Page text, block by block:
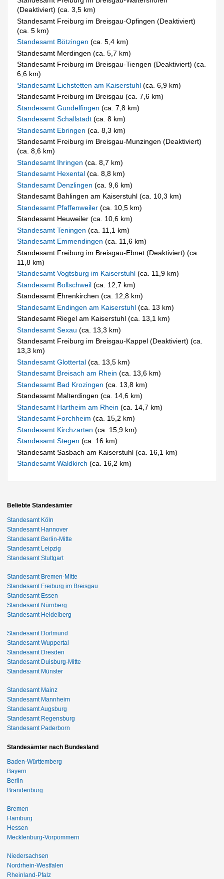
(Deaktiviert) (ca. 3,5 km)
Standesamt Freiburg im Breisgau-Opfingen (Deaktiviert)
(ca. 5 km)
Standesamt Bötzingen(ca. 5,4 km)
Standesamt Merdingen (ca. 5,7 km)
Standesamt Freiburg im Breisgau-Tiengen (Deaktiviert) (ca.
6,6 km)
Standesamt Eichstetten am Kaiserstuhl(ca. 6,9 km)
Standesamt Freiburg im Breisgau (ca. 7,6 km)
Standesamt Gundelfingen(ca. 7,8 km)
Standesamt Schallstadt(ca. 8 km)
Standesamt Ebringen(ca. 8,3 km)
Standesamt Freiburg im Breisgau-Munzingen (Deaktiviert)
(ca. 8,6 km)
Standesamt Ihringen(ca. 8,7 km)
Standesamt Hexental(ca. 8,8 km)
Standesamt Denzlingen(ca. 9,6 km)
Standesamt Bahlingen am Kaiserstuhl (ca. 10,3 km)
Standesamt Pfaffenweiler(ca. 10,5 km)
Standesamt Heuweiler (ca. 10,6 km)
Standesamt Teningen(ca. 11,1 km)
Standesamt Emmendingen(ca. 11,6 km)
Standesamt Freiburg im Breisgau-Ebnet (Deaktiviert) (ca.
11,8 km)
Standesamt Vogtsburg im Kaiserstuhl(ca. 11,9 km)
Standesamt Bollschweil(ca. 12,7 km)
Standesamt Ehrenkirchen (ca. 12,8 km)
Standesamt Endingen am Kaiserstuhl(ca. 13 km)
Standesamt Riegel am Kaiserstuhl (ca. 13,1 km)
Standesamt Sexau(ca. 13,3 km)
Standesamt Freiburg im Breisgau-Kappel (Deaktiviert) (ca.
13,3 km)
Standesamt Glottertal(ca. 13,5 km)
Standesamt Breisach am Rhein(ca. 13,6 km)
Standesamt Bad Krozingen(ca. 13,8 km)
Standesamt Malterdingen (ca. 14,6 km)
Standesamt Hartheim am Rhein(ca. 14,7 km)
Standesamt Forchheim(ca. 15,2 km)
Standesamt Kirchzarten(ca. 15,9 km)
Standesamt Stegen(ca. 16 km)
Standesamt Sasbach am Kaiserstuhl (ca. 16,1 km)
Standesamt Waldkirch(ca. 16,2 km)
Beliebte Standesämter
Standesamt Köln
Standesamt Hannover
Standesamt Berlin-Mitte
Standesamt Leipzig
Standesamt Stuttgart
Standesamt Bremen-Mitte
Standesamt Freiburg im Breisgau
Standesamt Essen
Standesamt Nürnberg
Standesamt Heidelberg
Standesamt Dortmund
Standesamt Wuppertal
Standesamt Dresden
Standesamt Duisburg-Mitte
Standesamt Münster
Standesamt Mainz
Standesamt Mannheim
Standesamt Augsburg
Standesamt Regensburg
Standesamt Paderborn
Standesämter nach Bundesland
Baden-Württemberg
Bayern
Berlin
Brandenburg
Bremen
Hamburg
Hessen
Mecklenburg-Vorpommern
Niedersachsen
Nordrhein-Westfalen
Rheinland-Pfalz